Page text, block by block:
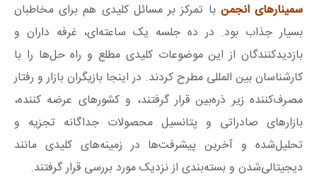
سمینارهای انجمنبا تمرکز بر مسائل کلیدی هم برای مخاطبان
بسیار جذاب بود. در ده جلسه یک ساعته‌ای، غرفه داران و
بازدیدکنندگان از این موضوعات کلیدی مطلع و راه حل‌ها را با
کارشناسان بین المللی مطرح کردند. در اینجا بازیگران بازار و رفتار
مصرف‌کننده زیر ذره‌بین قرار گرفتند، و کشورهای عرضه کننده،
بازارهای صادراتی و پتانسیل محصولات جداگانه تجزیه و
تحلیل‌شده و آخرین پیشرفت‌ها در زمینه‌های کلیدی مانند
دیجیتالی‌شدن و بسته‌بندی از نزدیک مورد بررسی قرار گرفتند.